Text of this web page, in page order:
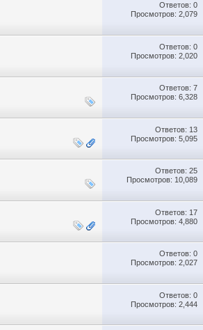
Ответов: 0
Просмотров: 2,079
Ответов: 0
Просмотров: 2,020
Ответов: 7
Просмотров: 6,328
Ответов: 13
Просмотров: 5,095
Ответов: 25
Просмотров: 10,089
Ответов: 17
Просмотров: 4,880
Ответов: 0
Просмотров: 2,027
Ответов: 0
Просмотров: 2,444